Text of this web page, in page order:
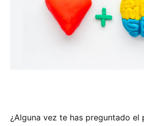
¿Alguna vez te has preguntado